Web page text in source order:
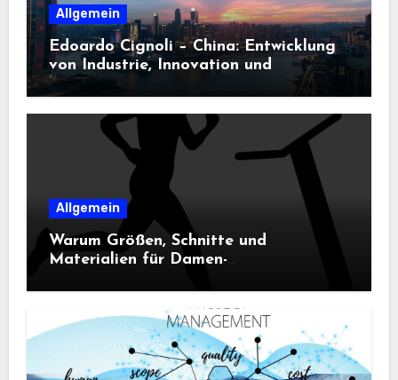
Allgemein
Edoardo Cignoli – China: Entwicklung
von Industrie, Innovation und
Technologie
Allgemein
Warum Größen, Schnitte und
Materialien für Damen-